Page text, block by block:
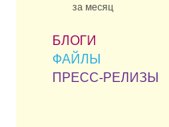
за месяц
БЛОГИ
ФАЙЛЫ
ПРЕСС-РЕЛИЗЫ